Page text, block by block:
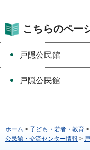
こちらのペー
戸隠公民館
戸隠公民館
ホーム > 子ども・若者・教育 >
公民館・交流センター情報 >